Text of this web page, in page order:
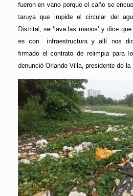
fueron en vano porque el caño se
taruya que impide el circular del
Distrital, se ‘lava las manos’ y dice
es con infraestructura y allí nos
firmado el contrato de relimpia para
denunció Orlando Villa, presidente de la